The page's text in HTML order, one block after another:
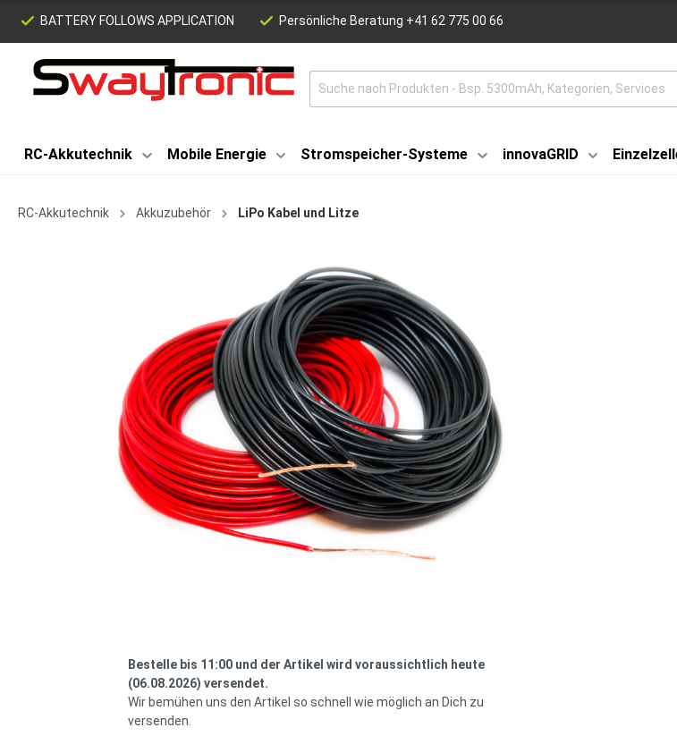
BATTERY FOLLOWS APPLICATION Persönliche Beratung +41 62 775 00 66
RC-Akkutechnik Mobile Energie Stromspeicher-Systeme innovaGRID
RC-Akkutechnik Akkuzubehör LiPo Kabel und Litze
Bestelle bis 11:00 und der Artikel wird voraussichtlich heute
(06.08.2026) versendet.
Wir bemühen uns den Artikel so schnell wie möglich an Dich zu
versenden.